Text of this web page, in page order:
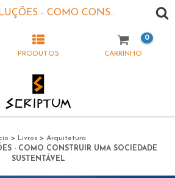
CIDADES E SOLUÇÕES - COMO CONSTRUIR UMA SOCIEDADE SUSTENTÁVEL
PRODUTOS CARRINHO
0
> Livros > Arquitetura
- COMO CONSTRUIR UMA SOCIEDADE
SUSTENTÁVEL